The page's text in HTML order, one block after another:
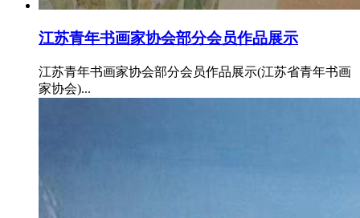
江苏青年书画家协会部分会员作品展示
江苏青年书画家协会部分会员作品展示(江苏省青年书画
家协会)...